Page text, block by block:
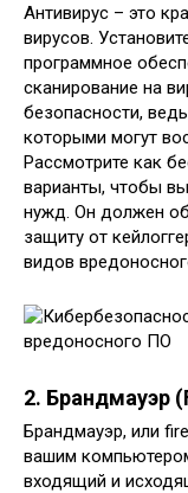
Антивирус – это
вирусов.
программное
сканирование на
безопасности,
которыми могут
Рассмотрите как
варианты, чтобы
нужд. Он должен
защиту от
видов
2. Брандмауэр
Брандмауэр, или
вашим
входящий и